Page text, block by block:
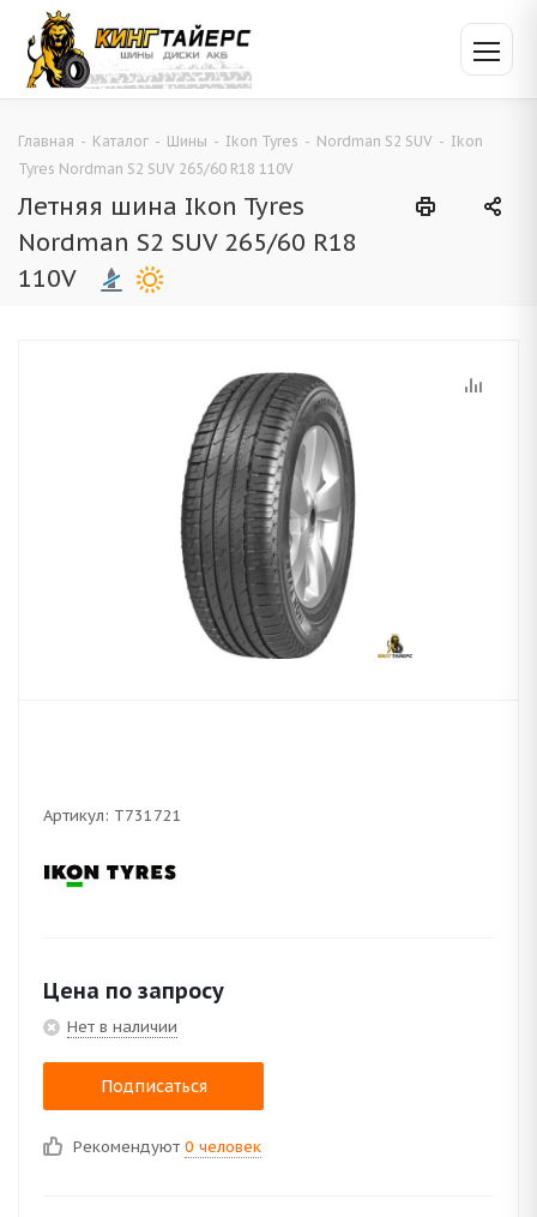
Главная - Каталог - Шины - Ikon Tyres - Nordman S2 SUV - Ikon
Tyres Nordman S2 SUV 265/60 R18 110V
Летняя шина Ikon Tyres
Nordman S2 SUV 265/60 R18
110V
Артикул: T731721
Цена по запросу
Нет в наличии
Подписаться
Рекомендуют 0 человек